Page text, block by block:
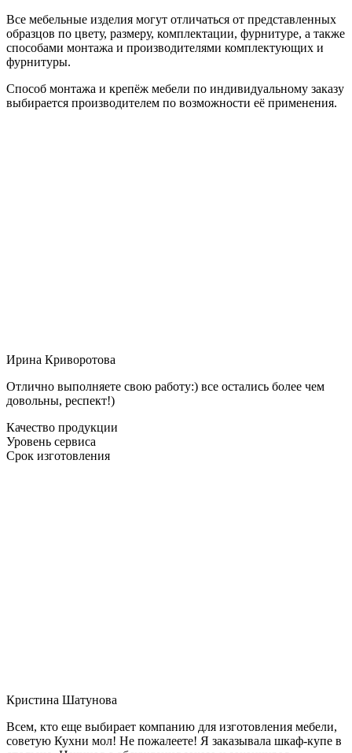
Все мебельные изделия могут отличаться от представленных
образцов по цвету, размеру, комплектации, фурнитуре, а также
способами монтажа и производителями комплектующих и
фурнитуры.
Способ монтажа и крепёж мебели по индивидуальному заказу
выбирается производителем по возможности её применения.
Ирина Криворотова
Отлично выполняете свою работу:) все остались более чем
довольны, респект!)
Качество продукции
Уровень сервиса
Срок изготовления
Кристина Шатунова
Всем, кто еще выбирает компанию для изготовления мебели,
советую Кухни мол! Не пожалеете! Я заказывала шкаф-купе в